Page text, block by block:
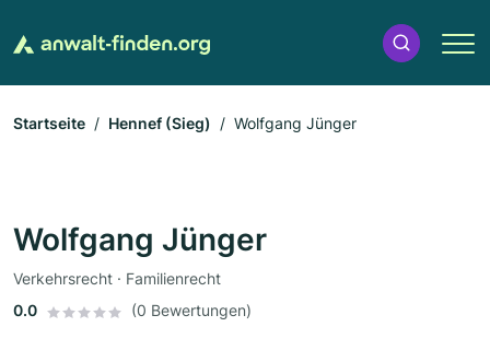
Startseite Hennef (Sieg) Wolfgang Jünger
Wolfgang Jünger
Verkehrsrecht · Familienrecht
0.0
(0 Bewertungen)